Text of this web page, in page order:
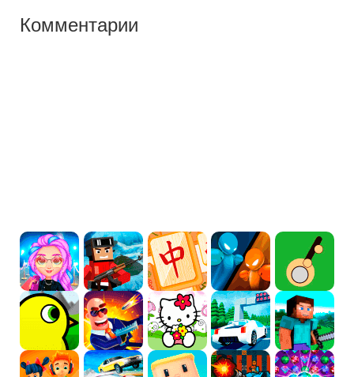
Комментарии